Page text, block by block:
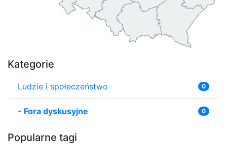
Kategorie
Ludzie i społeczeństwo 0
- Fora dyskusyjne 0
Popularne tagi